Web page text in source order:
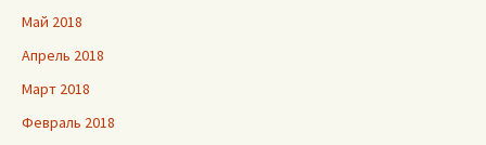
Май 2018
Апрель 2018
Март 2018
Февраль 2018